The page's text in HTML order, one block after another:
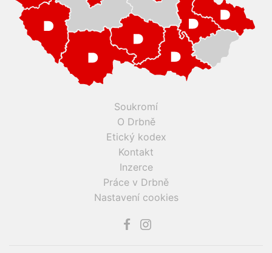
Soukromí
O Drbně
Etický kodex
Kontakt
Inzerce
Práce v Drbně
Nastavení cookies